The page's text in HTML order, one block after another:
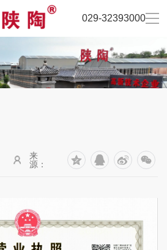
029-32393000
来
源：